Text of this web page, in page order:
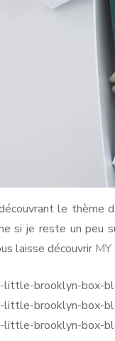
découvrant le
si je reste un
laisse découvrir